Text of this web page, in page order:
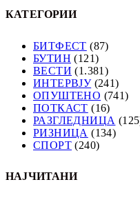
КАТЕГОРИИ
БИТФЕСТ (87)
БУТИН (121)
ВЕСТИ (1.381)
ИНТЕРВЈУ(241)
ОПУШТЕНО (741)
ПОТКАСТ (16)
РАЗГЛЕДНИЦА
РИЗНИЦА (134)
СПОРТ (240)
НАЈЧИТАНИ